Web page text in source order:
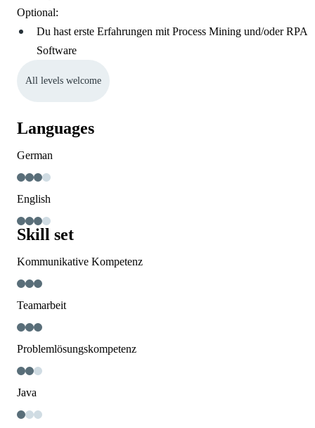
Optional:
Du hast erste Erfahrungen mit Process Mining und/oder RPA
Software
All levels welcome
Languages
German
English
Skill set
Kommunikative Kompetenz
Teamarbeit
Problemlösungskompetenz
Java